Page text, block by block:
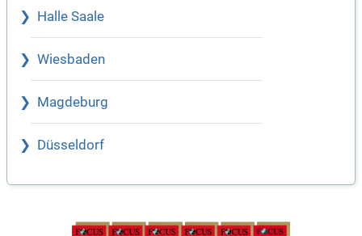
Halle Saale
Wiesbaden
Magdeburg
Düsseldorf